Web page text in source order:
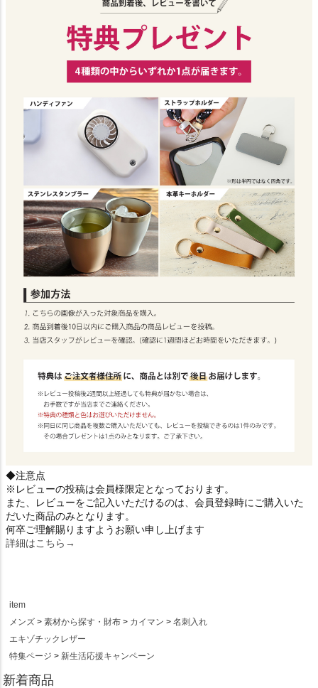
◆注意点
※レビューの投稿は会員様限定となっております。
また、レビューをご記入いただけるのは、会員登録時にご購入いた
だいた商品のみとなります。
何卒ご理解賜りますようお願い申し上げます
詳細はこちら→
item
メンズ
素材から探す・財布 カイマン
名刺入れ
エキゾチックレザー
特集ページ
新生活応援キャンペーン
新着商品